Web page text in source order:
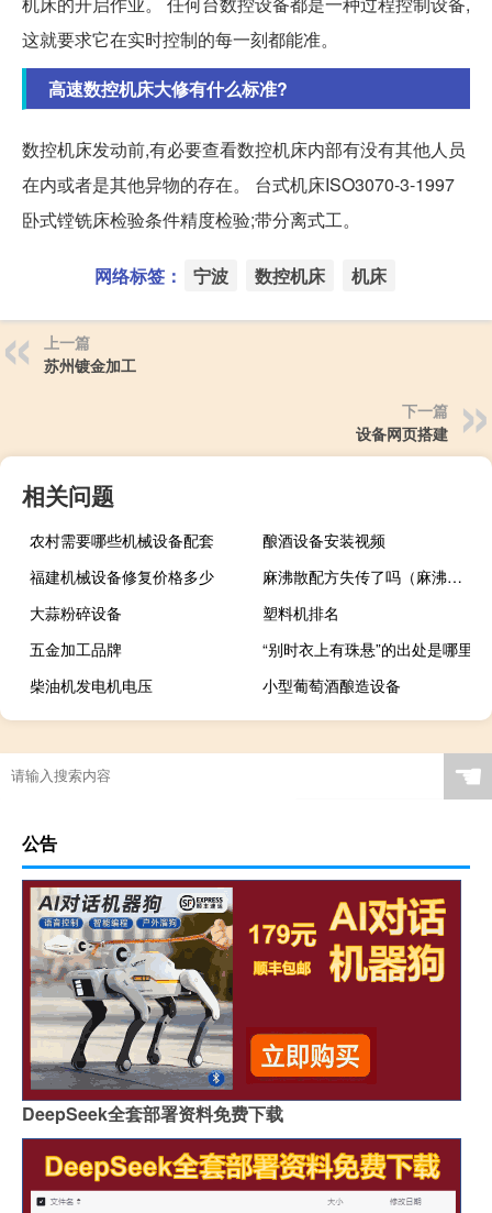
这就要求它在实时控制的每一刻都能准。
高速数控机床大修有什么标准?
数控机床发动前,有必要查看数控机床内部有没有其他人员
在内或者是其他异物的存在。 台式机床ISO3070-3-1997
卧式镗铣床检验条件精度检验;带分离式工。
网络标签： 宁波 数控机床 机床
上一篇
苏州镀金加工
下一篇
设备网页搭建
相关问题
农村需要哪些机械设备配套
酿酒设备安装视频
福建机械设备修复价格多少
麻沸散配方失传了吗（麻沸散配方）
大蒜粉碎设备
塑料机排名
五金加工品牌
“别时衣上有珠悬”的出处是哪里
柴油机发电机电压
小型葡萄酒酿造设备
☚
公告
DeepSeek全套部署资料免费下载